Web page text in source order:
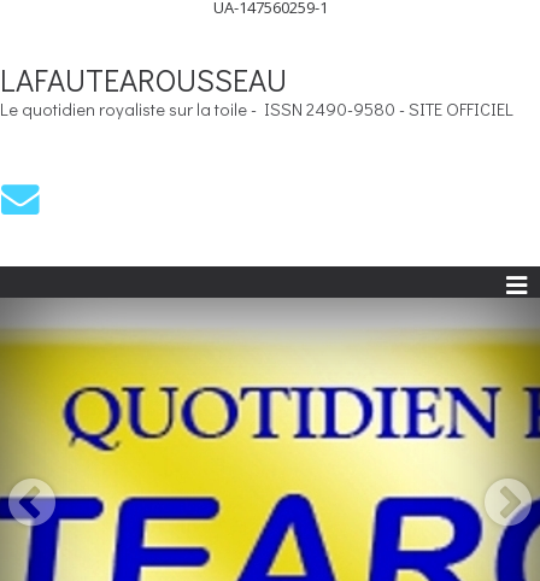
UA-147560259-1
LAFAUTEAROUSSEAU
Le quotidien royaliste sur la toile - ISSN 2490-9580 - SITE OFFICIEL